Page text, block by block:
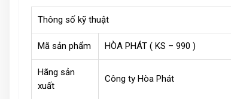
Thông số kỹ thuật
Mã sản phẩm HÒA PHÁT ( KS – 990 )
Hãng sản
xuất
Công ty Hòa Phát